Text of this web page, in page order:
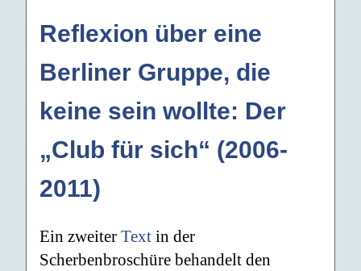
Reflexion über eine
Berliner Gruppe, die
keine sein wollte: Der
„Club für sich“ (2006-
2011)
Ein zweiter Text in der
Scherbenbroschüre behandelt den